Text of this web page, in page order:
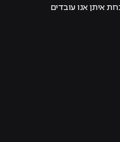
איתן אנו עובדים